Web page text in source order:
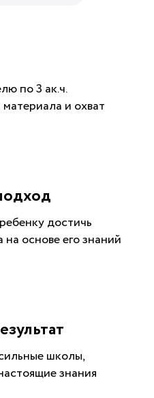
по 3 ак.ч.
и охват
достичь
на основе его знаний
школы,
знания